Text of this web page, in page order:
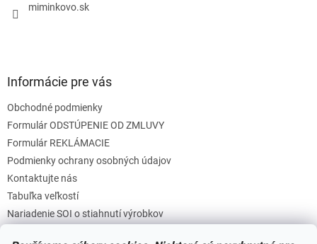
s
miminkovo.sk
Informácie pre vás
Obchodné podmienky
Formulár ODSTÚPENIE OD ZMLUVY
Formulár REKLÁMACIE
Podmienky ochrany osobných údajov
Kontaktujte nás
Tabuľka veľkostí
Nariadenie SOI o stiahnutí výrobkov